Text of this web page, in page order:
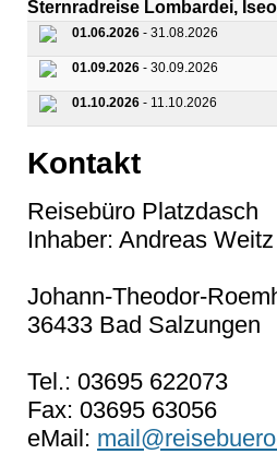
Sternradreise Lombardei,
01.06.2026 - 31.08.2026
01.09.2026 - 30.09.2026
01.10.2026 - 11.10.2026
Kontakt
Reisebüro Platzdasch
Inhaber: Andreas Weitz
Johann-Theodor-
36433 Bad Salzungen
Tel.: 03695 622073
Fax: 03695 63056
eMail: